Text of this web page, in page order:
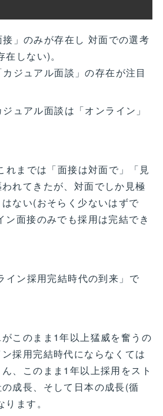
」のみが存在し 対面での選考
しない)。
ジュアル面談」の存在が注目
ュアル面談は「オンライン」
れまでは「面接は対面で」「見
れてきたが、対面でしか見極
ない(おそらく少ないはずで
ン面接のみでも採用は完結でき
イン採用完結時代の到来」で
このまま1年以上猛威を奮うの
採用完結時代にならなくては
、このまま1年以上採用をスト
成長、そして日本の成長(循
ます。